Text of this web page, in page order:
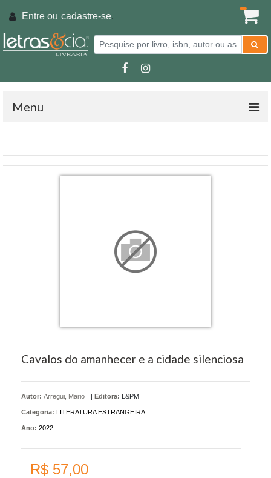
Entre ou cadastre-se.
Menu
Cavalos do amanhecer e a cidade silenciosa
Autor: Arregui, Mario | Editora: L&PM
Categoria: LITERATURA ESTRANGEIRA
Ano: 2022
R$ 57,00